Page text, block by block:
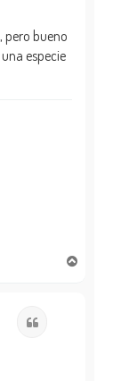
, pero bueno
especie